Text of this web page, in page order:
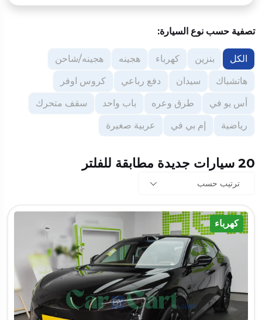
تصفية حسب نوع السيارة:
الكل بنزين كهرباء هجينه
هجينه/شاحن
هاتشباك
سيدان دفع رباعي
كروس اوفر
أس يو في
طرق وعره باب واحد
سقف متحرك
رياضية
إم بي في عربية صغيرة
20 سيارات جديدة مطابقة للفلتر
ترتيب حسب
كهرباء